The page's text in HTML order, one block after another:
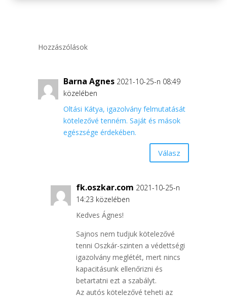
Hozzászólások
Barna Agnes 2021-10-25-n 08:49
közelében
Oltási Kátya, igazolvány felmutatását
kötelezővé tenném. Saját és mások
egészsége érdekében.
Válasz
fk.oszkar.com 2021-10-25-n
14:23 közelében
Kedves Ágnes!
Sajnos nem tudjuk kötelezővé
tenni Oszkár-szinten a védettségi
igazolvány meglétét, mert nincs
kapacitásunk ellenőrizni és
betartatni ezt a szabályt.
Az autós kötelezővé teheti az